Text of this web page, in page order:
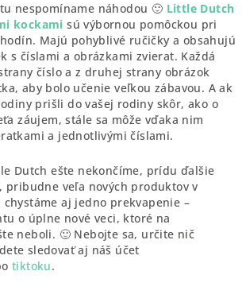
nespomíname náhodou 🙂 Little Dutch
kockami sú výbornou pomôckou pri
Majú pohyblivé ručičky a obsahujú
s číslami a obrázkami zvierat. Každá
číslo a z druhej strany obrázok
aby bolo učenie veľkou zábavou. A ak
prišli do vašej rodiny skôr, ako o
záujem, stále sa môže vďaka nim
a jednotlivými číslami.
Dutch ešte nekončíme, prídu ďalšie
pribudne veľa nových produktov v
aj jedno prekvapenie –
o úplne nové veci, ktoré na
neboli. 🙂 Nebojte sa, určite nič
sledovať aj náš účet
tiktoku.